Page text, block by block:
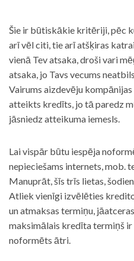
Šie ir būtiskākie kritēriji, pēc
arī vēl citi, tie arī atšķiras
vienā Tev atsaka, droši vari
atsaka, jo Tavs vecums
Vairums aizdevēju
atteikts kredīts, jo tā paredz
jāsniedz atteikuma iemesls.
Lai vispār būtu iespēja
nepieciešams internets, mob.
Manuprāt, šīs trīs lietas,
Atliek vienīgi izvēlēties
un atmaksas termiņu,
maksimālais kredīta termiņš ir
noformēts ātri.